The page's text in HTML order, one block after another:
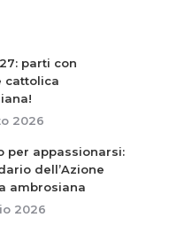
parti con
cattolica
2026
per appassionarsi:
dell’Azione
ambrosiana
2026